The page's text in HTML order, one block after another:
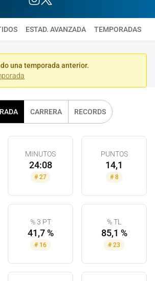
ESTAD. AVANZADA TEMPORADAS
una temporada anterior.
CARRERA RECORDS
MINUTOS
24:08
# 27
PUNTOS
14,1
# 8
% 3 PT
41,7 %
# 16
% TL
85,1 %
# 23